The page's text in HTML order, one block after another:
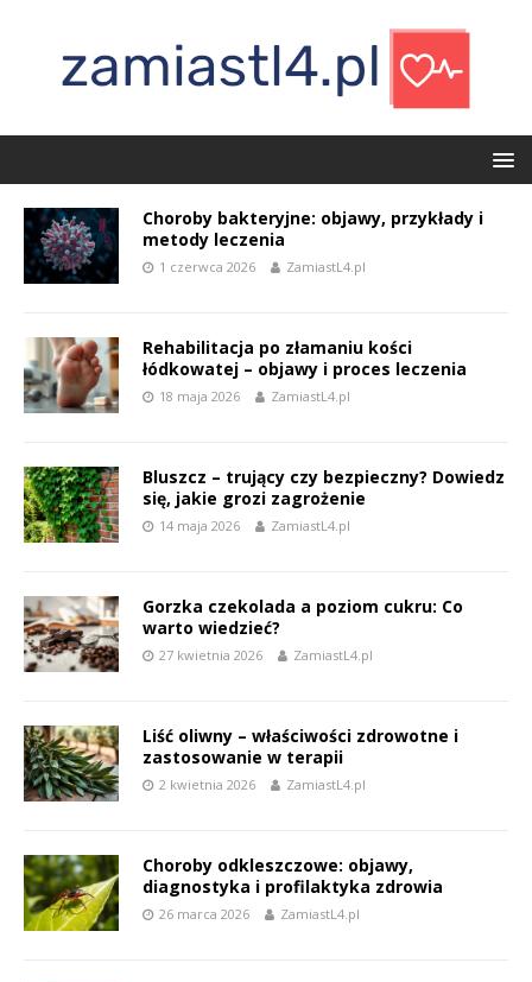
Choroby bakteryjne: objawy, przykłady i
metody leczenia
1 czerwca 2026 ZamiastL4.pl
Rehabilitacja po złamaniu kości
łódkowatej – objawy i proces leczenia
18 maja 2026 ZamiastL4.pl
Bluszcz – trujący czy bezpieczny? Dowiedz
się, jakie grozi zagrożenie
14 maja 2026 ZamiastL4.pl
Gorzka czekolada a poziom cukru: Co
warto wiedzieć?
27 kwietnia 2026 ZamiastL4.pl
Liść oliwny – właściwości zdrowotne i
zastosowanie w terapii
2 kwietnia 2026 ZamiastL4.pl
Choroby odkleszczowe: objawy,
diagnostyka i profilaktyka zdrowia
26 marca 2026 ZamiastL4.pl